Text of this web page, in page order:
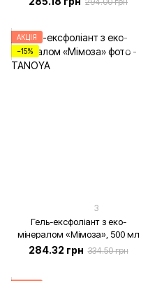
АКЦІЯ
−15%
3
Гель-ексфоліант з еко-
мінералом «Мімоза», 500 мл
284.32 грн 334.50 грн